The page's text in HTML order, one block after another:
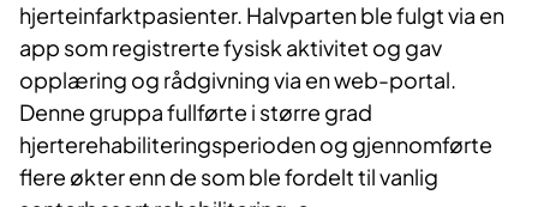
hjerteinfarktpasienter. Halvparten ble fulgt via en
app som registrerte fysisk aktivitet og gav
opplæring og rådgivning via en web-portal.
Denne gruppa fullførte i større grad
hjerterehabiliteringsperioden og gjennomførte
flere økter enn de som ble fordelt til vanlig